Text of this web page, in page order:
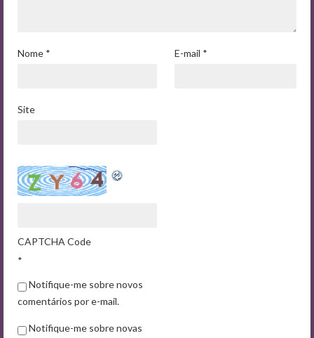
Nome * E-mail *
Site
CAPTCHA Code
*
Notifique-me sobre novos
comentários por e-mail.
Notifique-me sobre novas